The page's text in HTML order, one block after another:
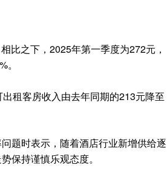
比之下，2025年第一季度为272元，
租客房收入由去年同期的213元降至
题时表示，随着酒店行业新增供给逐
保持谨慎乐观态度。